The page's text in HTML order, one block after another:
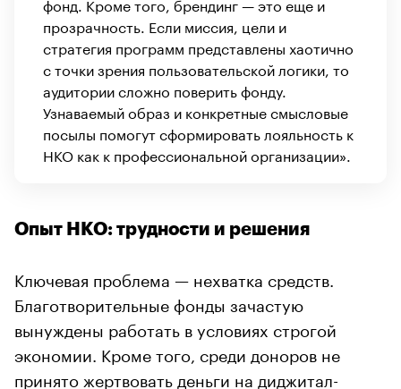
прозрачность. Если миссия, цели и
стратегия программ представлены хаотично
с точки зрения пользовательской логики, то
аудитории сложно поверить фонду.
Узнаваемый образ и конкретные смысловые
посылы помогут сформировать лояльность к
НКО как к профессиональной организации».
Опыт НКО: трудности и решения
Ключевая проблема — нехватка средств.
Благотворительные фонды зачастую
вынуждены работать в условиях строгой
экономии. Кроме того, среди доноров не
принято жертвовать деньги на диджитал-